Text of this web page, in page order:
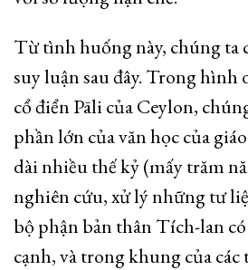
Từ tình huống này, chúng ta
suy luận sau đây. Trong hình
cổ điển Pāli của Ceylon,
phần lớn của văn học của
dài nhiều thế kỷ (mấy trăm
nghiên cứu, xử lý những tư
bộ phận bản thân Tích-lan
cạnh, và trong khung của các